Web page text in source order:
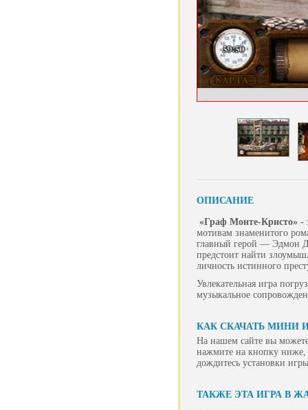
ОПИСАНИЕ
«Граф Монте-Кристо» -
мотивам знаменитого
главный герой — Эдмон
предстоит найти
личность истинного
Увлекательная игра
музыкальное
КАК СКАЧАТЬ МИНИ
На нашем сайте вы
нажмите на кнопку ниже,
дождитесь установки
ТАКЖЕ ЭТА ИГРА В